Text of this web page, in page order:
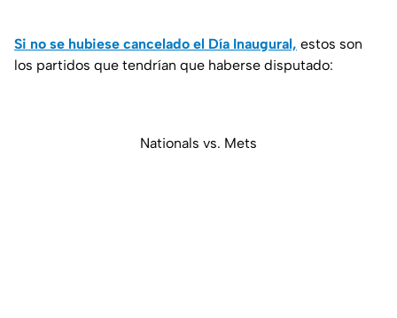
Si no se hubiese cancelado el Día Inaugural, estos son
los partidos que tendrían que haberse disputado:
Nationals vs. Mets